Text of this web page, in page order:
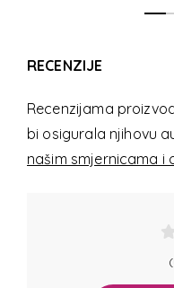
RECENZIJE
Recenzijama
bi osigurala njihovu
našim smjernicama i